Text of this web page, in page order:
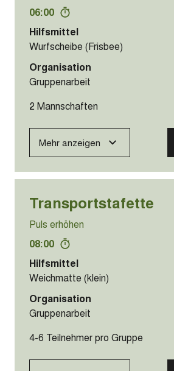
06:00
Hilfsmittel
Wurfscheibe (Frisbee)
Organisation
Gruppenarbeit
2 Mannschaften
Mehr anzeigen
Transportstafette
Puls erhöhen
08:00
Hilfsmittel
Weichmatte (klein)
Organisation
Gruppenarbeit
4-6 Teilnehmer pro Gruppe